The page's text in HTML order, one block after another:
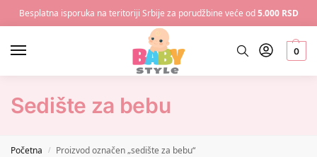
Besplatna isporuka na teritoriji Srbije za porudžbine veće od5.000 RSD
0
Sedište za bebu
Početna / Proizvod označen „sedište za bebu“